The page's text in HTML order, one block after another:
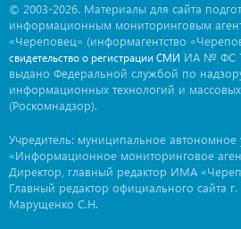
© 2003-2026. Материалы для сайта
информационным мониторинговым
«Череповец» (информагентство
свидетельство о регистрации СМИ ИА № ФС
выдано Федеральной службой по
информационных технологий и
(Роскомнадзор).
Учредитель: муниципальное
«Информационное мониторинговое
Директор, главный редактор ИМА
Главный редактор официального сайта
Марущенко С.Н.